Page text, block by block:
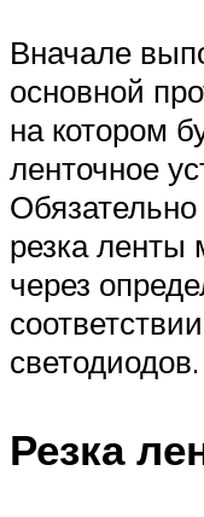
Вначале
основной
на котором
ленточное
резка ленты
через
светодиодов.
Резка